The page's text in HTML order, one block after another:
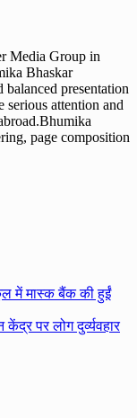
Media Group in
Bhaskar
presentation
serious attention and
page composition
में मास्क बैंक की हुईं
पर लोग दुर्व्यवहार